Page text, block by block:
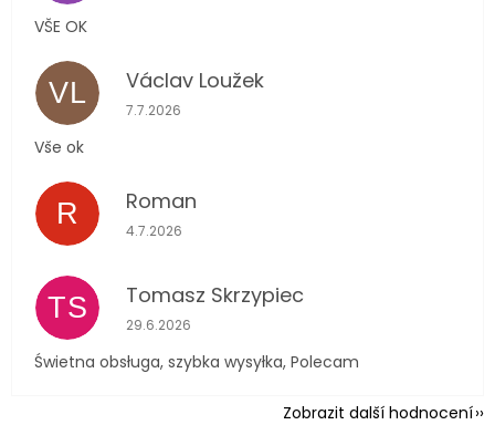
VŠE OK
VL Václav Loužek
Hodnocení obchodu je 5 z 5 hvězdiček.
7.7.2026
Vše ok
R Roman
Hodnocení obchodu je 5 z 5 hvězdiček.
4.7.2026
TS Tomasz Skrzypiec
Hodnocení obchodu je 5 z 5 hvězdiček.
29.6.2026
Świetna obsługa, szybka wysyłka, Polecam
Zobrazit další hodnocení